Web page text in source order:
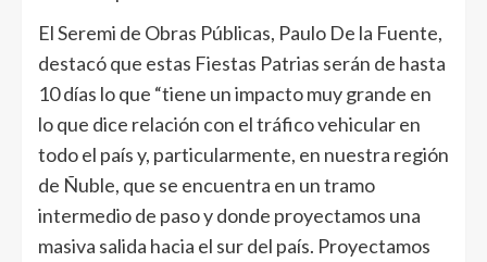
El Seremi de Obras Públicas, Paulo De la Fuente,
destacó que estas Fiestas Patrias serán de hasta
10 días lo que “tiene un impacto muy grande en
lo que dice relación con el tráfico vehicular en
todo el país y, particularmente, en nuestra región
de Ñuble, que se encuentra en un tramo
intermedio de paso y donde proyectamos una
masiva salida hacia el sur del país. Proyectamos